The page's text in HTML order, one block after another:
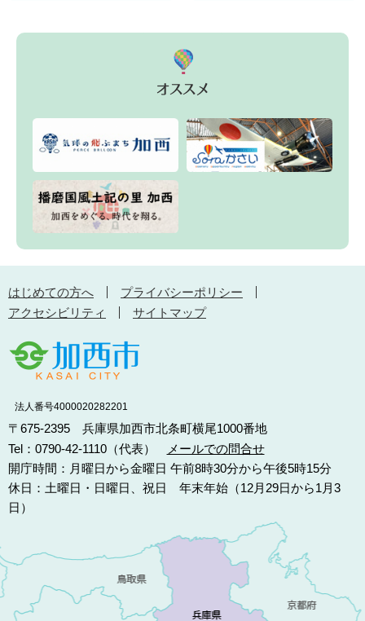
はじめての方へ
プライバシーポリシー
アクセシビリティ
サイトマップ
法人番号4000020282201
〒675-2395 兵庫県加西市北条町横尾1000番地
Tel：0790-42-1110（代表）
メールでの問合せ
開庁時間：月曜日から金曜日 午前8時30分から午後5時15分
休日：土曜日・日曜日、祝日 年末年始（12月29日から1月3
日）